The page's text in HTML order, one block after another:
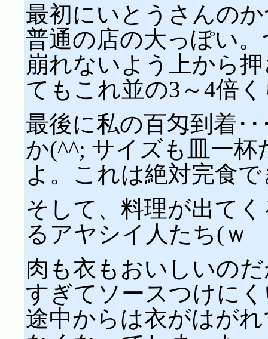
最初にいとうさんの
普通の店の大っぽい
崩れないよう上から
てもこれ並の3～4倍
最後に私の百匁到着･
か(^^; サイズも皿一杯
よ。これは絶対完食
そして、料理が出て
るアヤシイ人たち(ｗ
肉も衣もおいしいの
すぎてソースつけに
途中からは衣がはが